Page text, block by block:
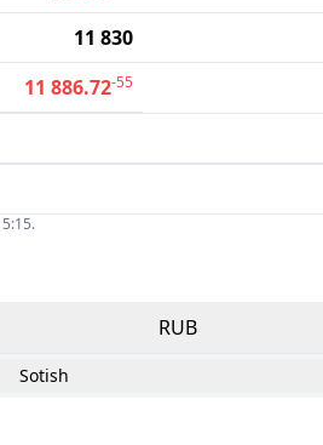
11 830
11 886.72-55
RUB
Sotish